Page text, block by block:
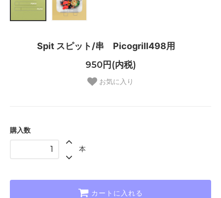
Spit スピット/串 Picogrill498用
950円(内税)
お気に入り
購入数
本
カートに入れる